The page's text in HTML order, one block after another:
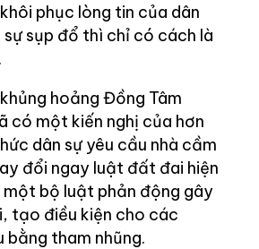
phục lòng tin của dân
sụp đổ thì chỉ có cách là
hoảng Đồng Tâm
có một kiến nghị của hơn
dân sự yêu cầu nhà cầm
đổi ngay luật đất đai hiện
bộ luật phản động gây
tạo điều kiện cho các
bằng tham nhũng.